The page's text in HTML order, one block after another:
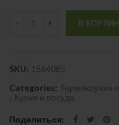
В
SKU: 1564085
Categories: Термокружки
Кухня и посуда
Поделиться